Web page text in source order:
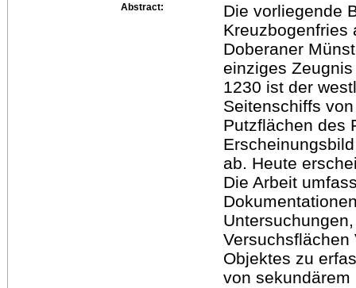
Abstract:
Die vorliegende
Kreuzbogenfries
Doberaner
einziges
1230 ist der
Seitenschiffs
Putzflächen des
ab. Heute
Die Arbeit
Versuchsflächen
Objektes zu
von